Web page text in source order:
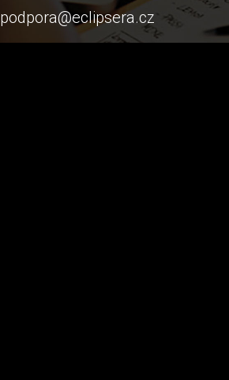
podpora@eclipsera.cz